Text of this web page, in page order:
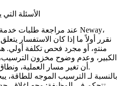
الأسئلة
عند مراجعة طلبات
نقرر أولاً ما إذا كان الاستفسار
منتهٍ، أو مجرد فحص تكلفة أولي.
الكبير، وعدم وضوح مخزون
أن تغير مسار العملية، ونطاق عرض السعر، ووعد التسليم.
بالنسبة لـ الترسيب الموجه للطاقة،